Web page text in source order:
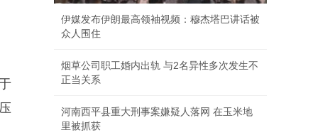
伊媒发布伊朗最高领袖视频：穆杰塔巴讲话被
众人围住
烟草公司职工婚内出轨 与2名异性多次发生不
正当关系
河南西平县重大刑事案嫌疑人落网 在玉米地
里被抓获